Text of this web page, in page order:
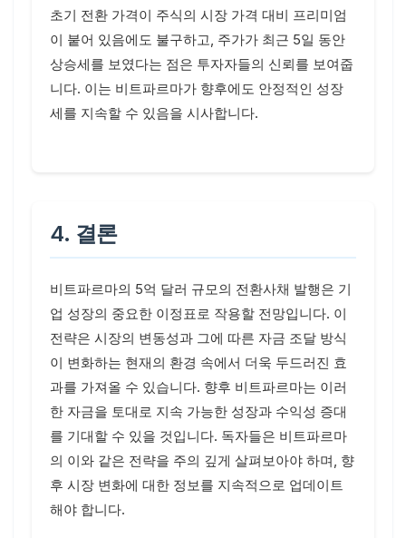
초기 전환 가격이 주식의 시장 가격 대비 프리미엄
이 붙어 있음에도 불구하고, 주가가 최근 5일 동안
상승세를 보였다는 점은 투자자들의 신뢰를 보여줍
니다. 이는 비트파르마가 향후에도 안정적인 성장
세를 지속할 수 있음을 시사합니다.
4. 결론
비트파르마의 5억 달러 규모의 전환사채 발행은 기
업 성장의 중요한 이정표로 작용할 전망입니다. 이
전략은 시장의 변동성과 그에 따른 자금 조달 방식
이 변화하는 현재의 환경 속에서 더욱 두드러진 효
과를 가져올 수 있습니다. 향후 비트파르마는 이러
한 자금을 토대로 지속 가능한 성장과 수익성 증대
를 기대할 수 있을 것입니다. 독자들은 비트파르마
의 이와 같은 전략을 주의 깊게 살펴보아야 하며, 향
후 시장 변화에 대한 정보를 지속적으로 업데이트
해야 합니다.